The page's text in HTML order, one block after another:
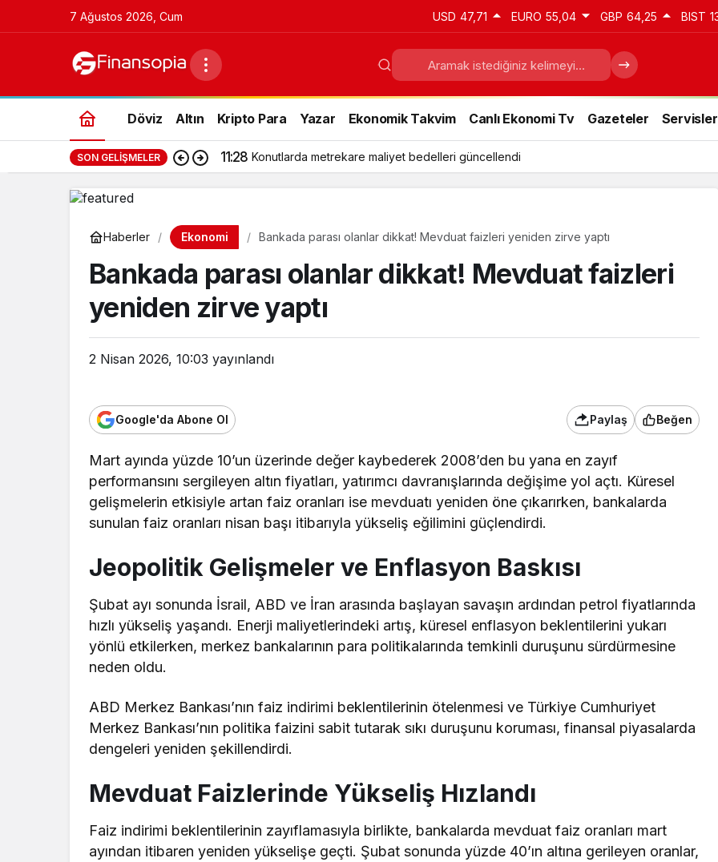
7 Ağustos 2026, Cum USD 47,71 EURO 55,04 GBP 64,25 BIST
Döviz Altın Kripto Para Yazar Ekonomik Takvim Canlı Ekonomi Tv Gazeteler Servisler
SON GELIŞMELER 11:28 Konutlarda metrekare maliyet bedelleri güncellendi
Haberler Ekonomi Bankada parası olanlar dikkat! Mevduat faizleri yeniden zirve yaptı
Bankada parası olanlar dikkat! Mevduat faizleri
yeniden zirve yaptı
2 Nisan 2026, 10:03 yayınlandı
Google'da Abone Ol Paylaş Beğen
Mart ayında yüzde 10’un üzerinde değer kaybederek 2008’den bu yana en zayıf
performansını sergileyen altın fiyatları, yatırımcı davranışlarında değişime yol açtı. Küresel
gelişmelerin etkisiyle artan faiz oranları ise mevduatı yeniden öne çıkarırken, bankalarda
sunulan faiz oranları nisan başı itibarıyla yükseliş eğilimini güçlendirdi.
Jeopolitik Gelişmeler ve Enflasyon Baskısı
Şubat ayı sonunda İsrail, ABD ve İran arasında başlayan savaşın ardından petrol fiyatlarında
hızlı yükseliş yaşandı. Enerji maliyetlerindeki artış, küresel enflasyon beklentilerini yukarı
yönlü etkilerken, merkez bankalarının para politikalarında temkinli duruşunu sürdürmesine
neden oldu.
ABD Merkez Bankası’nın faiz indirimi beklentilerinin ötelenmesi ve Türkiye Cumhuriyet
Merkez Bankası’nın politika faizini sabit tutarak sıkı duruşunu koruması, finansal piyasalarda
dengeleri yeniden şekillendirdi.
Mevduat Faizlerinde Yükseliş Hızlandı
Faiz indirimi beklentilerinin zayıflamasıyla birlikte, bankalarda mevduat faiz oranları mart
ayından itibaren yeniden yükselişe geçti. Şubat sonunda yüzde 40’ın altına gerileyen oranlar,